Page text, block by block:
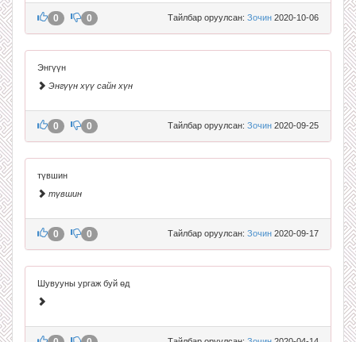
Тайлбар оруулсан: Зочин 2020-10-06
0 0
Энгүүн
Энгүүн хүү сайн хүн
Тайлбар оруулсан: Зочин 2020-09-25
0 0
түвшин
түвшин
Тайлбар оруулсан: Зочин 2020-09-17
0 0
Шувууны ургаж буй өд